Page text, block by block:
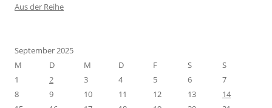
Aus der Reihe
September 2025
M
D M D F S
S
1
2 3 4 5 6
7
8
9 10 11 12 13
14